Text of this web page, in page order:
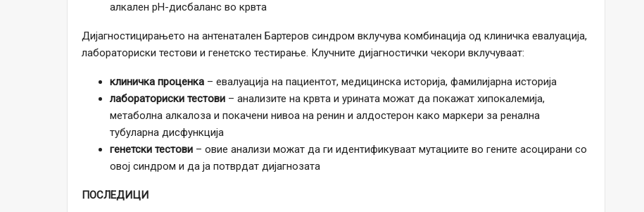
алкален pH-дисбаланс во крвта
Дијагностицирањето на антенатален Бартеров синдром вклучува комбинација од клиничка евалуација,
лабораториски тестови и генетско тестирање. Клучните дијагностички чекори вклучуваат:
клиничка проценка – евалуација на пациентот, медицинска историја, фамилијарна историја
лабораториски тестови – анализите на крвта и урината можат да покажат хипокалемија,
метаболна алкалоза и покачени нивоа на ренин и алдостерон како маркери за ренална
тубуларна дисфункција
генетски тестови – овие анализи можат да ги идентификуваат мутациите во гените асоцирани со
овој синдром и да ја потврдат дијагнозата
ПОСЛЕДИЦИ